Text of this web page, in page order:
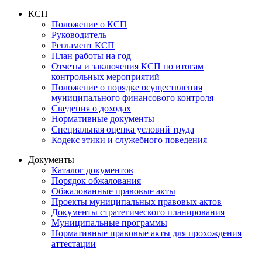
КСП
Положение о КСП
Руководитель
Регламент КСП
План работы на год
Отчеты и заключения КСП по итогам
контрольных мероприятий
Положение о порядке осуществления
муниципального финансового контроля
Сведения о доходах
Нормативные документы
Специальная оценка условий труда
Кодекс этики и служебного поведения
Документы
Каталог документов
Порядок обжалования
Обжалованные правовые акты
Проекты муниципальных правовых актов
Документы стратегического планирования
Муниципальные программы
Нормативные правовые акты для прохождения
аттестации